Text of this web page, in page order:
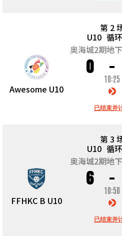
第 2
U10 循
奥海城2期地
Awesome U10
0
10:25
已结束并
第 3
U10 循
奥海城2期地
FFHKC B U10
6
10:50
已结束并